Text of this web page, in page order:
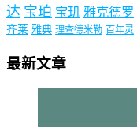
达 宝珀 宝玑 雅克德罗
齐莱 雅典 理查德米勒 百年灵
最新文章